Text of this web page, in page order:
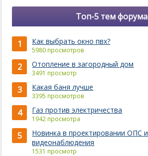
Топ-5 тем форума
1 Как выбрать окно пвх?
5980 просмотров
2 Отопление в загородный дом
3491 просмотр
3 Какая баня лучше
3395 просмотров
4 Газ против электричества
1942 просмотра
5
Новинка в проектировании ОПС и
видеонаблюдения
1531 просмотр